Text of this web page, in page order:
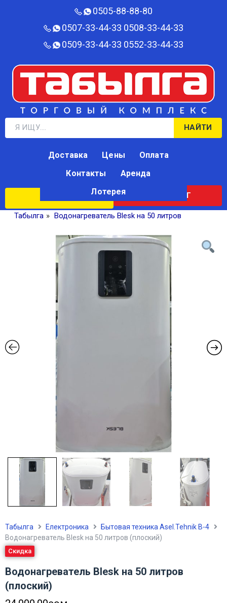
0505-88-88-80‬
0507-33-44-33 0508-33-44-33
0509-33-44-33 0552-33-44-33
НАЙТИ
КАТАЛОГ
Доставка Цены
Оплата
Контакты
Аренда
Лотерея
Табылга » Водонагреватель Blesk на 50 литров
Табылга Електроника
Бытовая техника Asel.Tehnik В-4
Водонагреватель Blesk на 50 литров (плоский)
Скидка
Водонагреватель Blesk на 50 литров
(плоский)